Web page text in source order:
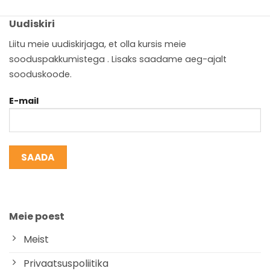
Uudiskiri
Liitu meie uudiskirjaga, et olla kursis meie
sooduspakkumistega . Lisaks saadame aeg-ajalt
sooduskoode.
E-mail
Meie poest
Meist
Privaatsuspoliitika